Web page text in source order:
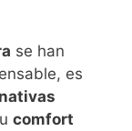
se han
es
comfort